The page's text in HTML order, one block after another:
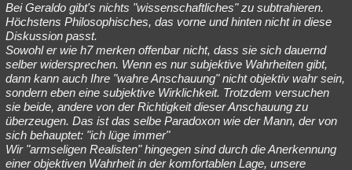
Bei Geraldo gibt's nichts "wissenschaftliches" zu subtrahieren.
Höchstens Philosophisches, das vorne und hinten nicht in diese
Diskussion passt.
Sowohl er wie h7 merken offenbar nicht, dass sie sich dauernd
selber widersprechen. Wenn es nur subjektive Wahrheiten gibt,
dann kann auch Ihre "wahre Anschauung" nicht objektiv wahr sein,
sondern eben eine subjektive Wirklichkeit. Trotzdem versuchen
sie beide, andere von der Richtigkeit dieser Anschauung zu
überzeugen. Das ist das selbe Paradoxon wie der Mann, der von
sich behauptet: "ich lüge immer"
Wir "armseligen Realisten" hingegen sind durch die Anerkennung
einer objektiven Wahrheit in der komfortablen Lage, unsere